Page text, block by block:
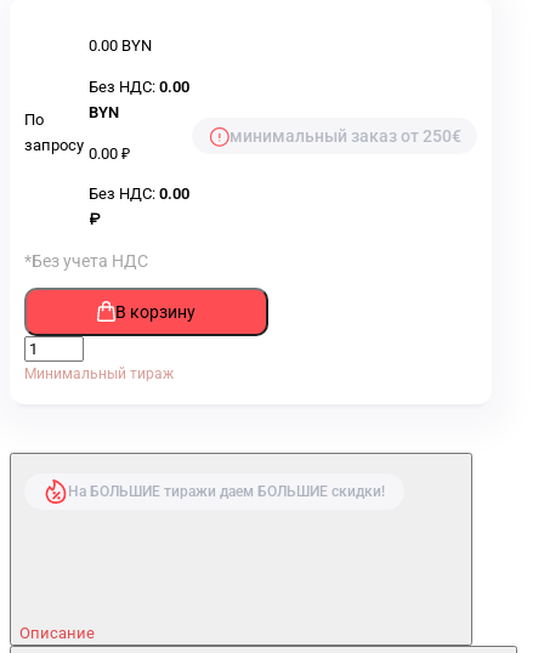
По
запросу
0.00 BYN
Без НДС: 0.00
BYN
0.00 ₽
Без НДС: 0.00
₽
минимальный заказ от 250€
*Без учета НДС
В корзину
Минимальный тираж
На БОЛЬШИЕ тиражи даем БОЛЬШИЕ скидки!
Описание